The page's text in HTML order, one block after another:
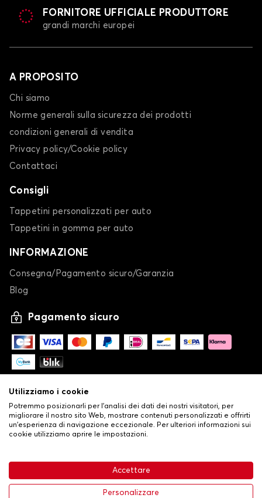
63,99 € Aggiungi al carrello
FORNITORE UFFICIALE PRODUTTORE
grandi marchi europei
A PROPOSITO
Chi siamo
Norme generali sulla sicurezza dei prodotti
condizioni generali di vendita
Privacy policy/Cookie policy
Contattaci
Consigli
Tappetini personalizzati per auto
Tappetini in gomma per auto
INFORMAZIONE
Consegna/Pagamento sicuro/Garanzia
Blog
Pagamento sicuro
Condizioni generali di vendita•
Politica sulla privacy e sui cookie•Livraison
Utilizziamo i cookie
Potremmo posizionarli per l'analisi dei dati dei nostri visitatori, per
migliorare il nostro sito Web, mostrare contenuti personalizzati e offrirti
un'esperienza di navigazione eccezionale. Per ulteriori informazioni sui
cookie utilizziamo aprire le impostazioni.
Accettare
Personalizzare